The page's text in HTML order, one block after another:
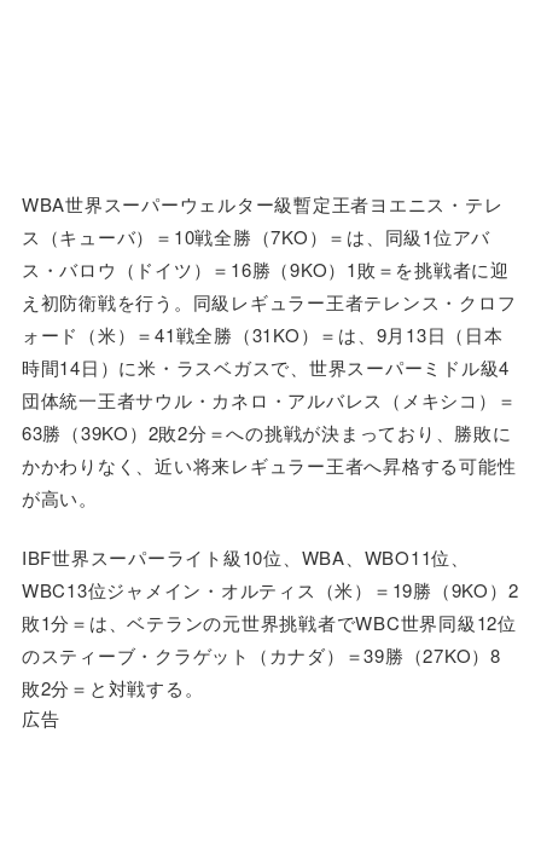
WBA世界スーパーウェルター級暫定王者ヨエニス・テレ
ス（キューバ）＝10戦全勝（7KO）＝は、同級1位アバ
ス・バロウ（ドイツ）＝16勝（9KO）1敗＝を挑戦者に迎
え初防衛戦を行う。同級レギュラー王者テレンス・クロフ
ォード（米）＝41戦全勝（31KO）＝は、9月13日（日本
時間14日）に米・ラスベガスで、世界スーパーミドル級4
団体統一王者サウル・カネロ・アルバレス（メキシコ）＝
63勝（39KO）2敗2分＝への挑戦が決まっており、勝敗に
かかわりなく、近い将来レギュラー王者へ昇格する可能性
が高い。
IBF世界スーパーライト級10位、WBA、WBO11位、
WBC13位ジャメイン・オルティス（米）＝19勝（9KO）2
敗1分＝は、ベテランの元世界挑戦者でWBC世界同級12位
のスティーブ・クラゲット（カナダ）＝39勝（27KO）8
敗2分＝と対戦する。
広告